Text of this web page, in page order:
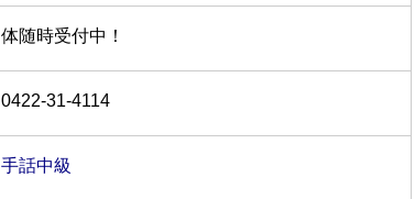
体随時受付中！
0422-31-4114
手話中級